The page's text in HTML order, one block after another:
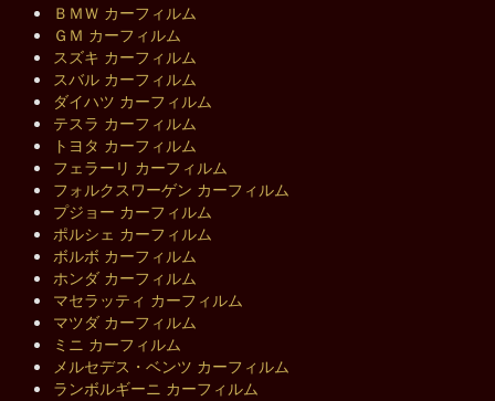
ＢＭＷ カーフィルム
ＧＭ カーフィルム
スズキ カーフィルム
スバル カーフィルム
ダイハツ カーフィルム
テスラ カーフィルム
トヨタ カーフィルム
フェラーリ カーフィルム
フォルクスワーゲン カーフィルム
プジョー カーフィルム
ポルシェ カーフィルム
ボルボ カーフィルム
ホンダ カーフィルム
マセラッティ カーフィルム
マツダ カーフィルム
ミニ カーフィルム
メルセデス・ベンツ カーフィルム
ランボルギーニ カーフィルム